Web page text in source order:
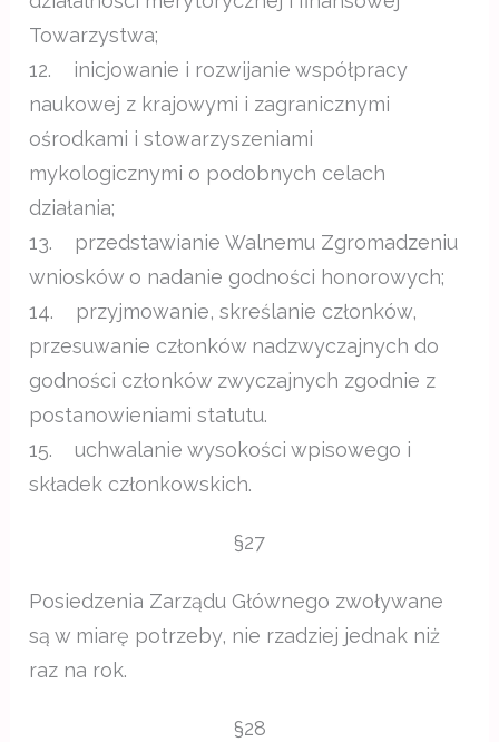
Towarzystwa;
12. inicjowanie i rozwijanie współpracy
naukowej z krajowymi i zagranicznymi
ośrodkami i stowarzyszeniami
mykologicznymi o podobnych celach
działania;
13. przedstawianie Walnemu Zgromadzeniu
wniosków o nadanie godności honorowych;
14. przyjmowanie, skreślanie członków,
przesuwanie członków nadzwyczajnych do
godności członków zwyczajnych zgodnie z
postanowieniami statutu.
15. uchwalanie wysokości wpisowego i
składek członkowskich.
§27
Posiedzenia Zarządu Głównego zwoływane
są w miarę potrzeby, nie rzadziej jednak niż
raz na rok.
§28